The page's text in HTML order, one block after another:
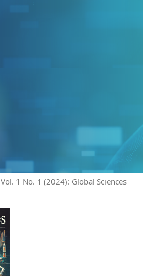
Vol. 1 No. 1 (2024): Global Sciences